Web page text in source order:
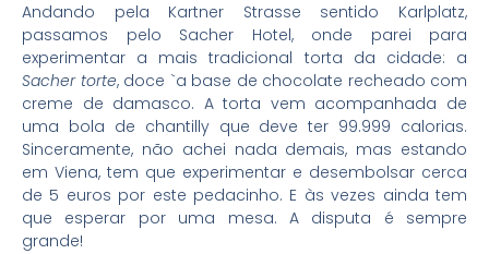
Andando pela Kartner Strasse sentido Karlplatz,
passamos pelo Sacher Hotel, onde parei para
experimentar a mais tradicional torta da cidade: a
Sacher torte, doce `a base de chocolate recheado com
creme de damasco. A torta vem acompanhada de
uma bola de chantilly que deve ter 99.999 calorias.
Sinceramente, não achei nada demais, mas estando
em Viena, tem que experimentar e desembolsar cerca
de 5 euros por este pedacinho. E às vezes ainda tem
que esperar por uma mesa. A disputa é sempre
grande!